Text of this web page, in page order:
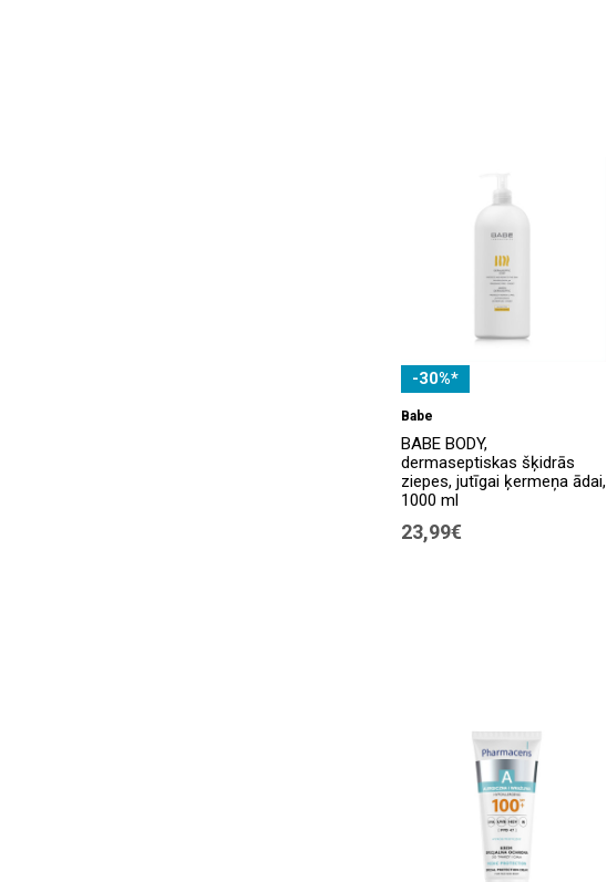
-30%*
Babe
BABE BODY,
dermaseptiskas šķidrās
ziepes, jutīgai ķermeņa ādai,
1000 ml
23,99€